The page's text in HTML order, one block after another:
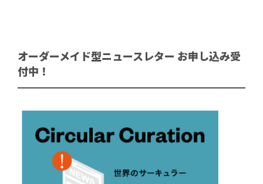
オーダーメイド型ニュースレター お申し込み受
付中！